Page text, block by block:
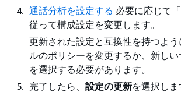
通話分析を設定する 必要に応じて
従って構成設定を変更します。
更新された設定と互換性を持つよ
ルのポリシーを変更するか、新し
を選択する必要があります。
完了したら、 設定の更新を選択しま